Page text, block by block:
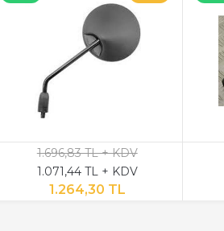
1.696,83 TL + KDV
1.071,44 TL + KDV
1.264,30 TL